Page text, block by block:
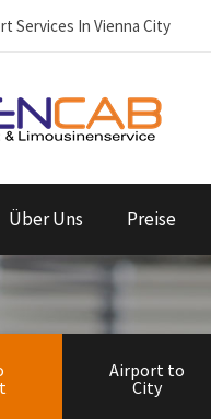
Services In Vienna City
Über Uns Preise
Airport to
City